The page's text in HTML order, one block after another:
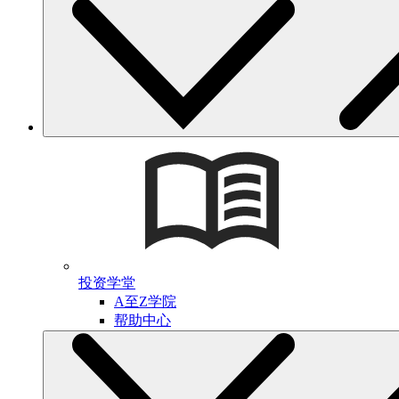
投资学堂
A至Z学院
帮助中心